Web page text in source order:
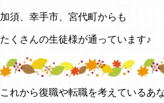
加須、幸手市、宮代町からも
たくさんの生徒様が通っています♪
これから復職や転職を考えているあ